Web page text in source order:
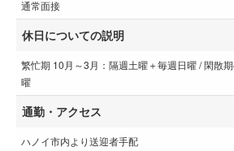
通常面接
休日についての説明
繁忙期 10月～3月：隔週土曜＋毎週日曜 / 閑散
曜
通勤・アクセス
ハノイ市内より送迎者手配